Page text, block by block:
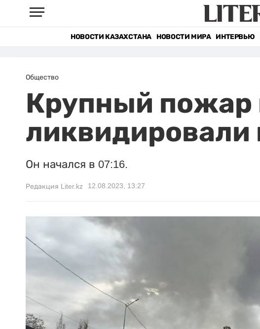
НОВОСТИ КАЗАХСТАНА НОВОСТИ МИРА ИНТЕРВЬЮ
Общество
Крупный пожар
Он начался в 07:16.
Редакция Liter.kz 12.08.2023, 13:27